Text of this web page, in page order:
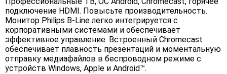
подключение HDMI. Повысьте производительность.
Монитор Philips B-Line легко интегрируется с
корпоративными системами и обеспечивает
эффективное управление. Встроенный Chromecast
обеспечивает плавность презентаций и моментальную
отправку медиафайлов в беспроводном режиме с
устройств Windows, Apple и Android™.